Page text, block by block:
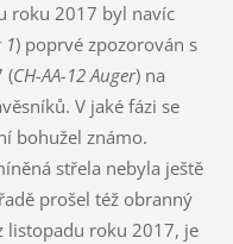
roku 2017 byl navíc
1) poprvé zpozorován s
(CH-AA-12 Auger) na
V jaké fázi se
bohužel známo.
střela nebyla ještě
prošel též obranný
listopadu roku 2017, je